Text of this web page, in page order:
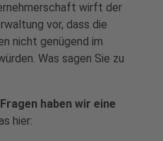
wirft der
vor, dass die
nicht genügend im
Was sagen Sie zu
haben wir eine
hier: